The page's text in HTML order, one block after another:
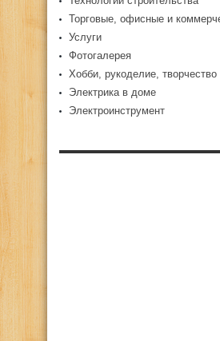
Торговые, офисные и
Услуги
Фотогалерея
Хобби, рукоделие, творчество
Электрика в доме
Электроинструмент